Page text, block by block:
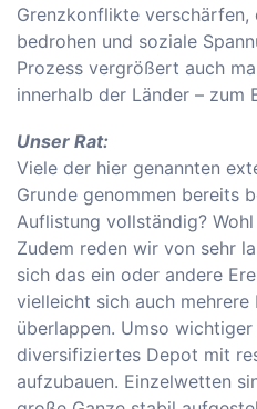
Grenzkonflikte
bedrohen und soziale
Prozess vergrößert auch
innerhalb der Länder – zum
Unser Rat:
Viele der hier genannten
Grunde genommen bereits
Auflistung vollständig? Wohl
Zudem reden wir von sehr
sich das ein oder andere
vielleicht sich auch mehrere
überlappen. Umso
diversifiziertes Depot mit
aufzubauen. Einzelwetten